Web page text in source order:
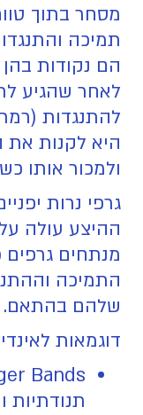
מסחר בתוך
תמיכה
הם נקודות
לאחר שהגיע
להתנגדות
היא לקנות
ולמכור אותו
גרפי נרות
ההיצע עולה
מנתחים גרפים
התמיכה
שלהם בהתאם.
דוגמאות
תנודתיות